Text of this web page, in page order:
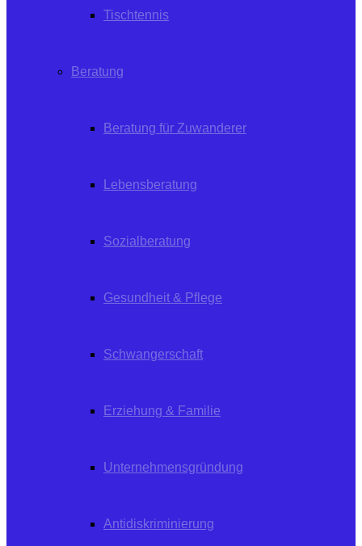
Tischtennis
Beratung
Beratung für Zuwanderer
Lebensberatung
Sozialberatung
Gesundheit & Pflege
Schwangerschaft
Erziehung & Familie
Unternehmensgründung
Antidiskriminierung